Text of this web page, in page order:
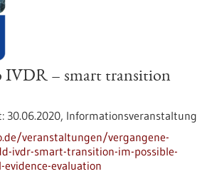
– smart transition
30.06.2020, Informationsveranstaltung
veranstaltungen/vergangene-
ivdr-smart-transition-im-possible-
evaluation